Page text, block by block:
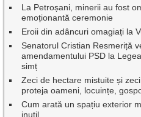
La Petroșani, minerii au fost
emoționantă ceremonie
Eroii din adâncuri omagiați la
Senatorul Cristian Resmeriță
amendamentului PSD la
simț
Zeci de hectare mistuite și
proteja oameni, locuințe,
Cum arată un spațiu exterior
inutil